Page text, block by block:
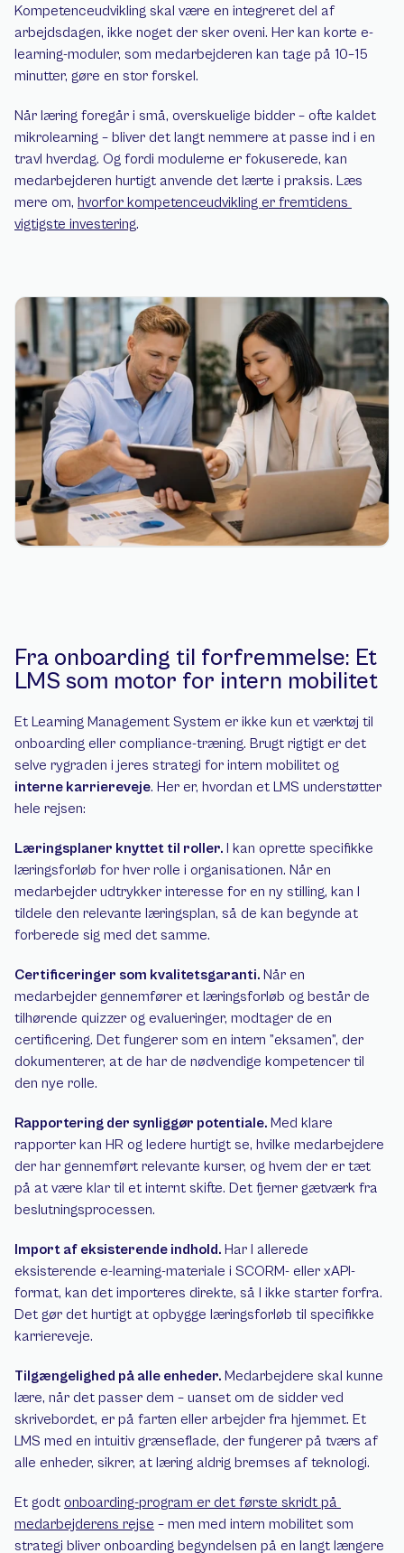
Kompetenceudvikling skal være en integreret del af
arbejdsdagen, ikke noget der sker oveni. Her kan korte e-
learning-moduler, som medarbejderen kan tage på 10–15
minutter, gøre en stor forskel.
Når læring foregår i små, overskuelige bidder – ofte kaldet
mikrolearning – bliver det langt nemmere at passe ind i en
travl hverdag. Og fordi modulerne er fokuserede, kan
medarbejderen hurtigt anvende det lærte i praksis. Læs
mere om, hvorfor kompetenceudvikling er fremtidens
vigtigste investering.
Fra onboarding til forfremmelse: Et
LMS som motor for intern mobilitet
Et Learning Management System er ikke kun et værktøj til
onboarding eller compliance-træning. Brugt rigtigt er det
interne karriereveje. Her er, hvordan et LMS understøtter
hele rejsen:
Læringsplaner knyttet til roller.
I kan oprette specifikke
læringsforløb for hver rolle i organisationen. Når en
medarbejder udtrykker interesse for en ny stilling, kan I
tildele den relevante læringsplan, så de kan begynde at
forberede sig med det samme.
Certificeringer som kvalitetsgaranti. Når en
medarbejder gennemfører et læringsforløb og består de
tilhørende quizzer og evalueringer, modtager de en
certificering. Det fungerer som en intern ”eksamen”, der
dokumenterer, at de har de nødvendige kompetencer til
den nye rolle.
Rapportering der synliggør potentiale. Med klare
rapporter kan HR og ledere hurtigt se, hvilke medarbejdere
der har gennemført relevante kurser, og hvem der er tæt
på at være klar til et internt skifte. Det fjerner gætværk fra
beslutningsprocessen.
Import af eksisterende indhold. Har I allerede
eksisterende e-learning-materiale i SCORM- eller xAPI-
format, kan det importeres direkte, så I ikke starter forfra.
Det gør det hurtigt at opbygge læringsforløb til specifikke
karriereveje.
Tilgængelighed på alle enheder. Medarbejdere skal kunne
lære, når det passer dem – uanset om de sidder ved
skrivebordet, er på farten eller arbejder fra hjemmet. Et
LMS med en intuitiv grænseflade, der fungerer på tværs af
alle enheder, sikrer, at læring aldrig bremses af teknologi.
Et godt onboarding-program er det første skridt på
medarbejderens rejse – men med intern mobilitet som
strategi bliver onboarding begyndelsen på en langt længere